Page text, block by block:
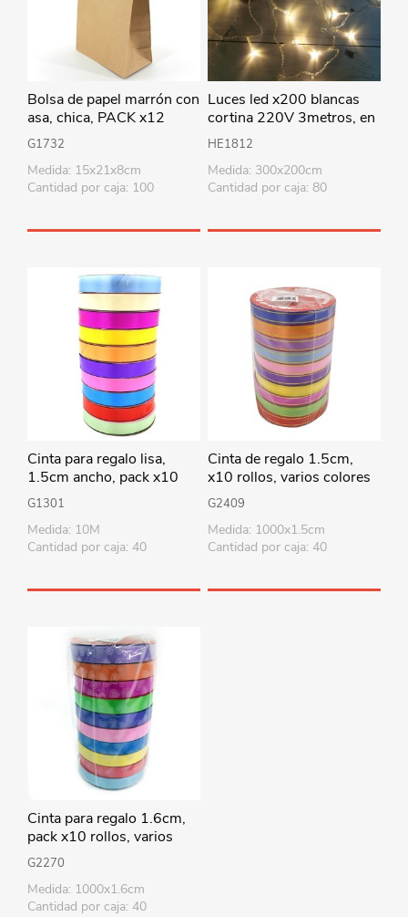
Bolsa de papel marrón con
asa, chica, PACK x12
G1732
Medida: 15x21x8cm
Cantidad por caja: 100
Luces led x200 blancas
cortina 220V 3metros, en
caja
HE1812
Medida: 300x200cm
Cantidad por caja: 80
Cinta para regalo lisa,
1.5cm ancho, pack x10
rollos de varios colores
G1301
Medida: 10M
Cantidad por caja: 40
Cinta de regalo 1.5cm,
x10 rollos, varios colores
borde dorado
G2409
Medida: 1000x1.5cm
Cantidad por caja: 40
Cinta para regalo 1.6cm,
pack x10 rollos, varios
colores con diseño
G2270
Medida: 1000x1.6cm
Cantidad por caja: 40